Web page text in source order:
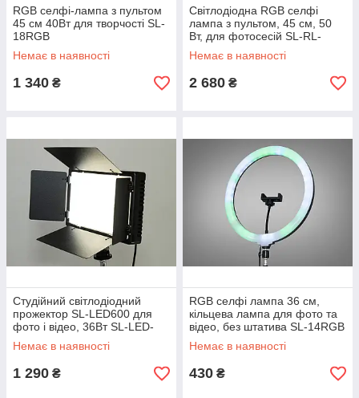
RGB селфі-лампа з пультом
45 см 40Вт для творчості SL-
18RGB
Немає в наявності
1 340 ₴
Світлодіодна RGB селфі
лампа з пультом, 45 см, 50
Вт, для фотосесій SL-RL-
18RGB
Немає в наявності
2 680 ₴
Студійний світлодіодний
прожектор SL-LED600 для
фото і відео, 36Вт SL-LED-
600
Немає в наявності
1 290 ₴
RGB селфі лампа 36 см,
кільцева лампа для фото та
відео, без штатива SL-14RGB
Немає в наявності
430 ₴